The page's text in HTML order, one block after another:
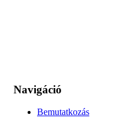
Navigáció
Bemutatkozás